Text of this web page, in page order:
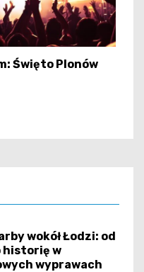
Święto Plonów
wokół Łodzi: od
historię w
wyprawach